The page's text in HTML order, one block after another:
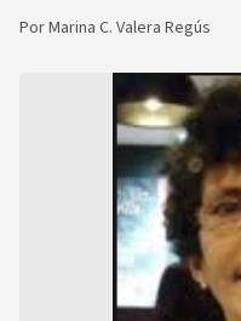
PorMarina C. Valera Regús